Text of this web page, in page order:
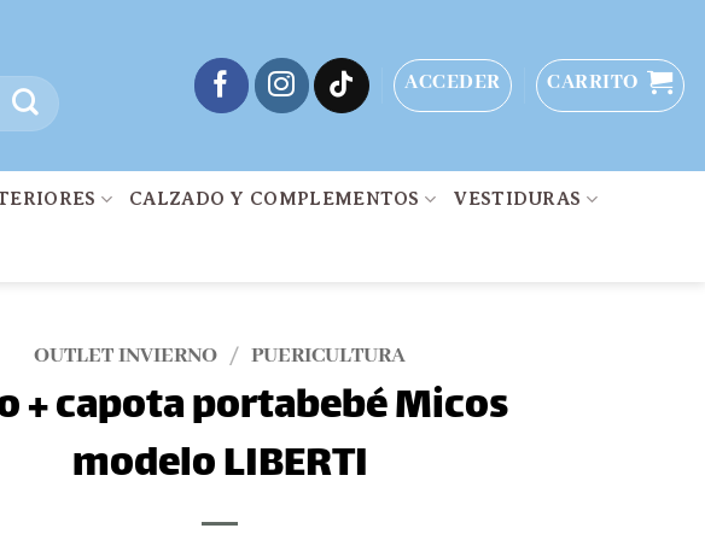
ACCEDER CARRITO
CALZADO Y COMPLEMENTOS VESTIDURAS
OUTLET INVIERNO / PUERICULTURA
+ capota portabebé Micos
modelo LIBERTI